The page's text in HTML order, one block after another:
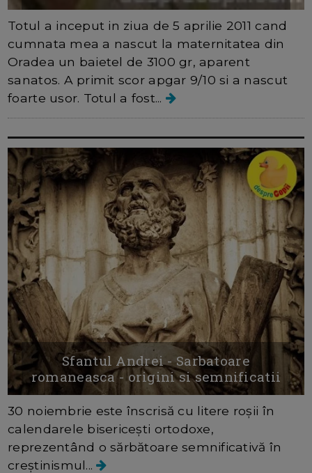
Totul a inceput in ziua de 5 aprilie 2011 cand
cumnata mea a nascut la maternitatea din
Oradea un baietel de 3100 gr, aparent
sanatos. A primit scor apgar 9/10 si a nascut
foarte usor. Totul a fost...
Sfantul Andrei - Sarbatoare
romaneasca - origini si semnificatii
30 noiembrie este înscrisă cu litere roșii în
calendarele bisericești ortodoxe,
reprezentând o sărbătoare semnificativă în
creștinismul...